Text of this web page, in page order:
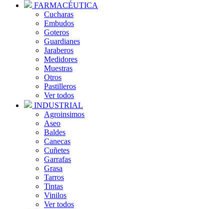
FARMACÉUTICA
Cucharas
Embudos
Goteros
Guardianes
Jaraberos
Medidores
Muestras
Otros
Pastilleros
Ver todos
INDUSTRIAL
Agroinsimos
Aseo
Baldes
Canecas
Cuñetes
Garrafas
Grasa
Tarros
Tintas
Vinilos
Ver todos